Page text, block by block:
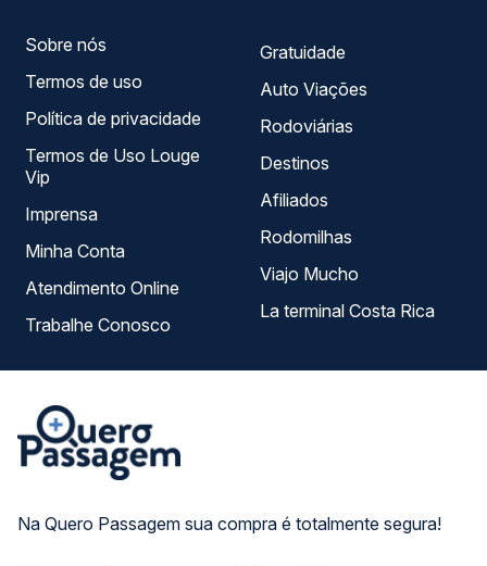
Na Quero Passagem sua compra é totalmente segura!
Sobre nós
Termos de uso
Política de privacidade
Termos de Uso Louge
Vip
Imprensa
Minha Conta
Atendimento Online
Trabalhe Conosco
Gratuidade
Auto Viações
Rodoviárias
Destinos
Afiliados
Rodomilhas
Viajo Mucho
La terminal Costa Rica